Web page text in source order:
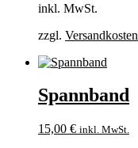
inkl. MwSt.
zzgl. Versandkosten
Spannband
15,00 € inkl. MwSt.